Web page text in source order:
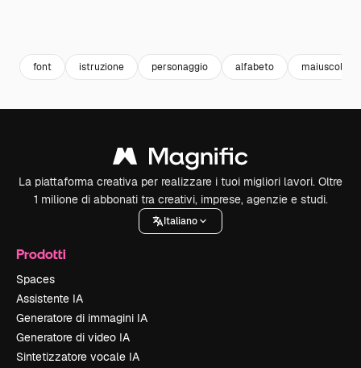
font istruzione personaggio alfabeto maiuscola
La piattaforma creativa per realizzare i tuoi migliori lavori. Oltre
1 milione di abbonati tra creativi, imprese, agenzie e studi.
Italiano
Prodotti
Spaces
Assistente IA
Generatore di immagini IA
Generatore di video IA
Sintetizzatore vocale IA